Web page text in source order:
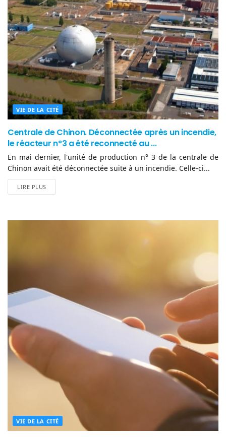
VIE DE LA CITÉ
Centrale de Chinon. Déconnectée après un incendie,
le réacteur n°3 a été reconnecté au ...
En mai dernier, l'unité de production n° 3 de la centrale de
Chinon avait été déconnectée suite à un incendie. Celle-ci...
LIRE PLUS
VIE DE LA CITÉ